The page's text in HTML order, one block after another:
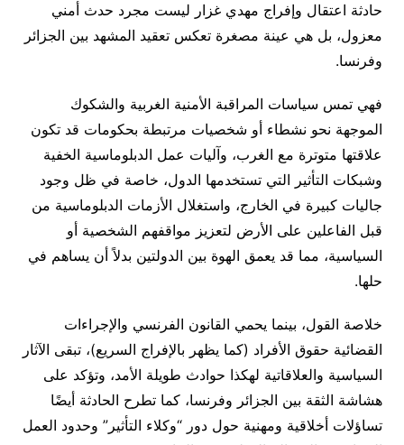
حادثة اعتقال وإفراج مهدي غزار ليست مجرد حدث أمني
معزول، بل هي عينة مصغرة تعكس تعقيد المشهد بين الجزائر
وفرنسا.
فهي تمس سياسات المراقبة الأمنية الغربية والشكوك
الموجهة نحو نشطاء أو شخصيات مرتبطة بحكومات قد تكون
علاقتها متوترة مع الغرب، وآليات عمل الدبلوماسية الخفية
وشبكات التأثير التي تستخدمها الدول، خاصة في ظل وجود
جاليات كبيرة في الخارج، واستغلال الأزمات الدبلوماسية من
قبل الفاعلين على الأرض لتعزيز مواقفهم الشخصية أو
السياسية، مما قد يعمق الهوة بين الدولتين بدلاً أن يساهم في
حلها.
خلاصة القول، بينما يحمي القانون الفرنسي والإجراءات
القضائية حقوق الأفراد (كما يظهر بالإفراج السريع)، تبقى الآثار
السياسية والعلاقاتية لهكذا حوادث طويلة الأمد، وتؤكد على
هشاشة الثقة بين الجزائر وفرنسا، كما تطرح الحادثة أيضًا
تساؤلات أخلاقية ومهنية حول دور “وكلاء التأثير” وحدود العمل